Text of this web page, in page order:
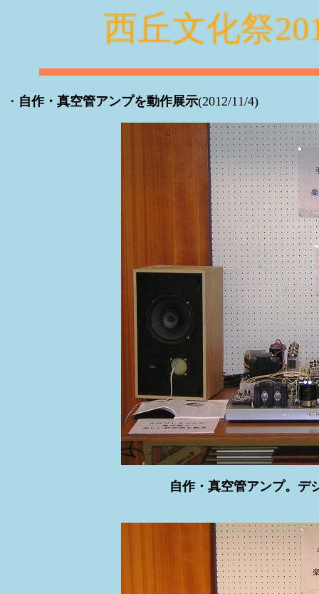
西丘文化祭
・ 自作・真空管アンプを動作展示(2012/11/4)
自作・真空管アンプ。デ